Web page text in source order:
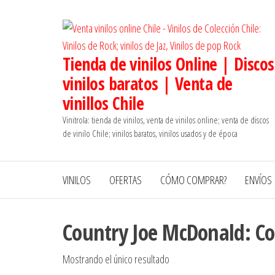
Tienda de vinilos Online | Discos
vinilos baratos | Venta de
vinillos Chile
Vinitrola: tienda de vinilos, venta de vinilos online; venta de discos
de vinilo Chile; vinilos baratos, vinilos usados y de época
VINILOS OFERTAS CÓMO COMPRAR? ENVÍOS
Country Joe McDonald:
Mostrando el único resultado